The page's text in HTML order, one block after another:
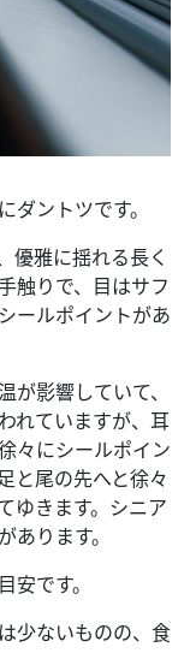
ントツです。
優雅に揺れる長く
触りで、目はサフ
ールポイントがあ
影響していて、
れていますが、耳
々にシールポイン
と尾の先へと徐々
ゆきます。シニア
ります。
です。
少ないものの、食